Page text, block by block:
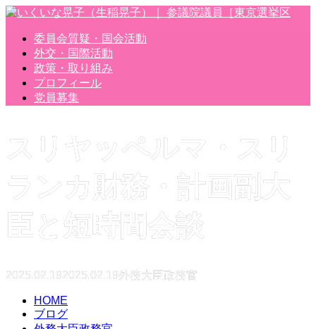
委員会質疑・国会活動
外交・国際活動
政策・取り組み
プロフィール
党員募集
スリヤッペルマ・スリ
ランカ財務・計画副大
臣と短時間会談
2025.02.192025.02.19外務大臣政務官
HOME
ブログ